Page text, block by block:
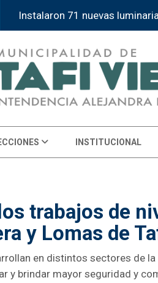
“Tafí Viejo Oriental” reunirá
INSTITUCIONAL
trabajos de
y Lomas de
en distintos sectores de
y brindar mayor seguridad y